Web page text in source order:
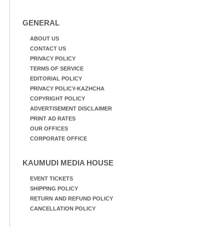
GENERAL
ABOUT US
CONTACT US
PRIVACY POLICY
TERMS OF SERVICE
EDITORIAL POLICY
PRIVACY POLICY-KAZHCHA
COPYRIGHT POLICY
ADVERTISEMENT DISCLAIMER
PRINT AD RATES
OUR OFFICES
CORPORATE OFFICE
KAUMUDI MEDIA HOUSE
EVENT TICKETS
SHIPPING POLICY
RETURN AND REFUND POLICY
CANCELLATION POLICY